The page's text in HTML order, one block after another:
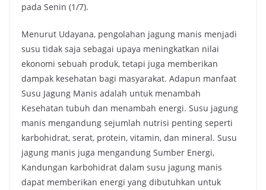
pada Senin (1/7).
Menurut Udayana, pengolahan jagung manis menjadi
susu tidak saja sebagai upaya meningkatkan nilai
ekonomi sebuah produk, tetapi juga memberikan
dampak kesehatan bagi masyarakat. Adapun manfaat
Susu Jagung Manis adalah untuk menambah
Kesehatan tubuh dan menambah energi. Susu jagung
manis mengandung sejumlah nutrisi penting seperti
karbohidrat, serat, protein, vitamin, dan mineral. Susu
jagung manis juga mengandung Sumber Energi,
Kandungan karbohidrat dalam susu jagung manis
dapat memberikan energi yang dibutuhkan untuk